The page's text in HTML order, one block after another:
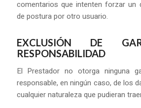
comentarios que intenten forzar un
de postura por otro usuario.
EXCLUSIÓN DE
RESPONSABILIDAD
El Prestador no otorga ninguna
responsable, en ningún caso, de los
cualquier naturaleza que pudieran